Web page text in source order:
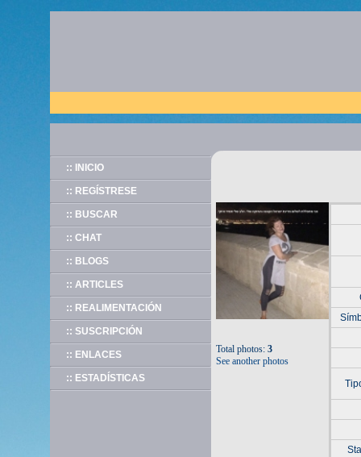
:: INICIO
:: REGÍSTRESE
:: BUSCAR
:: CHAT
:: BLOGS
:: ARTICLES
:: REALIMENTACIÓN
:: SUSCRIPCIÓN
:: ENLACES
:: ESTADÍSTICAS
Total photos: 3
See another photos